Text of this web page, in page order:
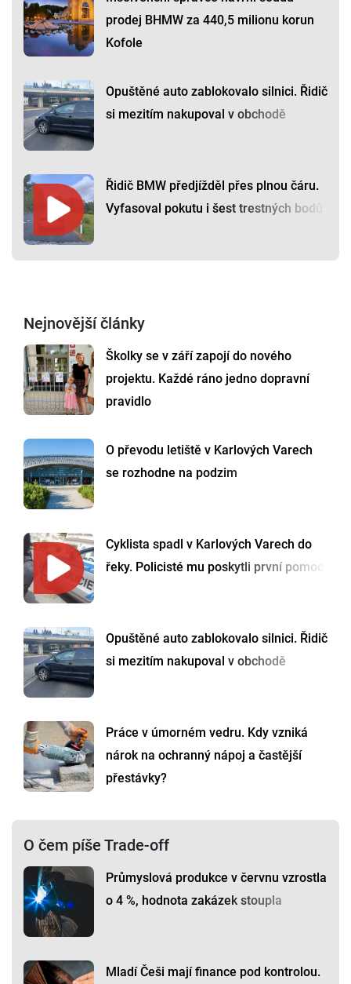
prodej BHMW za 440,5 milionu korun
Kofole
Opuštěné auto zablokovalo silnici. Řidič
si mezitím nakupoval v obchodě
Řidič BMW předjížděl přes plnou čáru.
Vyfasoval pokutu i šest trestných bodů
Nejnovější články
Školky se v září zapojí do nového
projektu. Každé ráno jedno dopravní
pravidlo
O převodu letiště v Karlových Varech
se rozhodne na podzim
Cyklista spadl v Karlových Varech do
řeky. Policisté mu poskytli první pomoc
Opuštěné auto zablokovalo silnici. Řidič
si mezitím nakupoval v obchodě
Práce v úmorném vedru. Kdy vzniká
nárok na ochranný nápoj a častější
přestávky?
O čem píše Trade-off
Průmyslová produkce v červnu vzrostla
o 4 %, hodnota zakázek stoupla
Mladí Češi mají finance pod kontrolou.